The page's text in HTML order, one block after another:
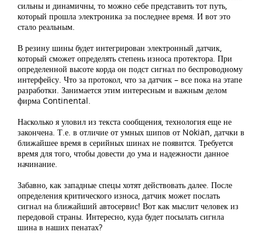
сильны и динамичны, то можно себе представить тот путь,
который прошла электроника за последнее время. И вот это
стало реальным.
В резину шины будет интегрирован электронный датчик,
который сможет определять степень износа протектора. При
определенной высоте корда он подст сигнал по беспроводному
интерфейсу. Что за протокол, что за датчик – все пока на этапе
разработки. Занимается этим интересным и важным делом
фирма Continental.
Насколько я уловил из текста сообщения, технология еще не
закончена. Т.е. в отличие от умных шипов от Nokian, датчки в
ближайшее время в серийных шинах не появится. Требуется
время для того, чтобы довести до ума и надежности данное
начинание.
Забавно, как западные спецы хотят действовать далее. После
определения критического износа, датчик может послать
сигнал на ближайший автосервис! Вот как мыслит человек из
передовой страны. Интересно, куда будет посылать сигнла
шина в наших пенатах?